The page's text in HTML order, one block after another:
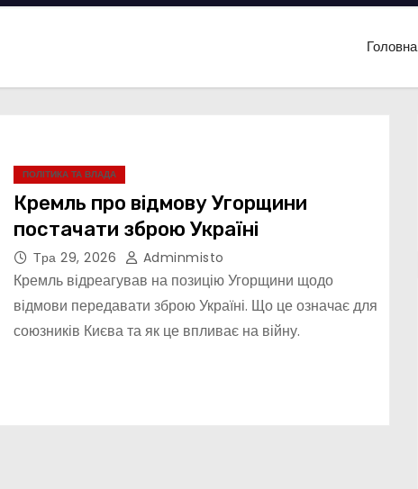
Головна
ПОЛІТИКА ТА ВЛАДА
Кремль про відмову Угорщини
постачати зброю Україні
Тра 29, 2026 Adminmisto
Кремль відреагував на позицію Угорщини щодо
відмови передавати зброю Україні. Що це означає для
союзників Києва та як це впливає на війну.